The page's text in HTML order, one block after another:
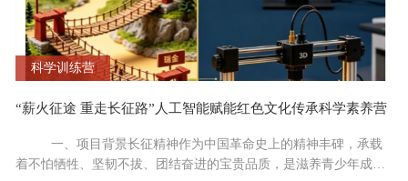
科学训练营
“薪火征途 重走长征路”人工智能赋能红色文化传承科学素养营
一、项目背景长征精神作为中国革命史上的精神丰碑，承载
着不怕牺牲、坚韧不拔、团结奋进的宝贵品质，是滋养青少年成长